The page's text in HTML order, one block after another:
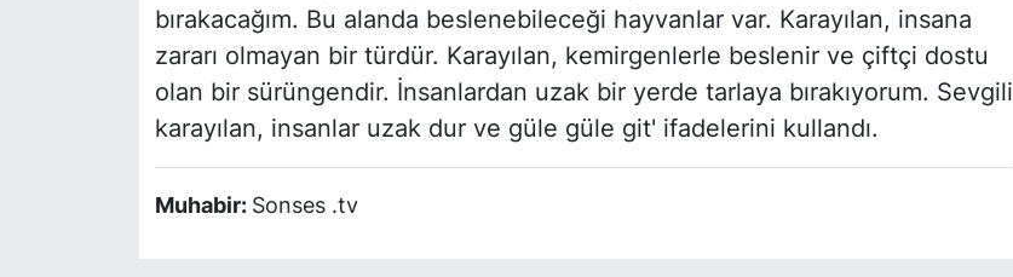
bırakacağım. Bu alanda beslenebileceği hayvanlar var. Karayılan, insana
zararı olmayan bir türdür. Karayılan, kemirgenlerle beslenir ve çiftçi dostu
olan bir sürüngendir. İnsanlardan uzak bir yerde tarlaya bırakıyorum. Sevgili
karayılan, insanlar uzak dur ve güle güle git' ifadelerini kullandı.
Muhabir: Sonses .tv